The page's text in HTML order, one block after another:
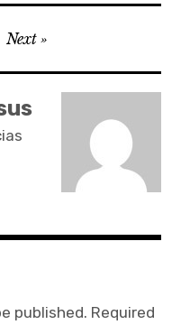
Next
published. Required